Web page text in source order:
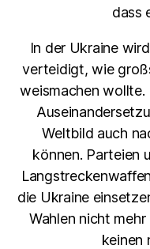
dass
In der Ukraine
verteidigt, wie
weismachen wollte.
Weltbild auch
können. Parteien
die Ukraine
Wahlen nicht
keinen